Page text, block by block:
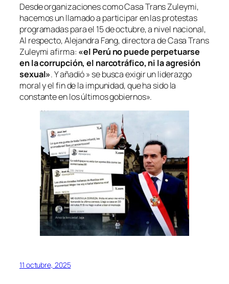
Desde organizaciones como Casa Trans Zuleymi,
hacemos un llamado a participar en las protestas
programadas para el 15 de octubre, a nivel nacional,
Al respecto, Alejandra Fang, directora de Casa Trans
Zuleymi afirma: «el Perú no puede perpetuarse
en la corrupción, el narcotráfico, ni la agresión
sexual». Y añadió » se busca exigir un liderazgo
moral y el fin de la impunidad, que ha sido la
constante en los últimos gobiernos».
11 octubre, 2025